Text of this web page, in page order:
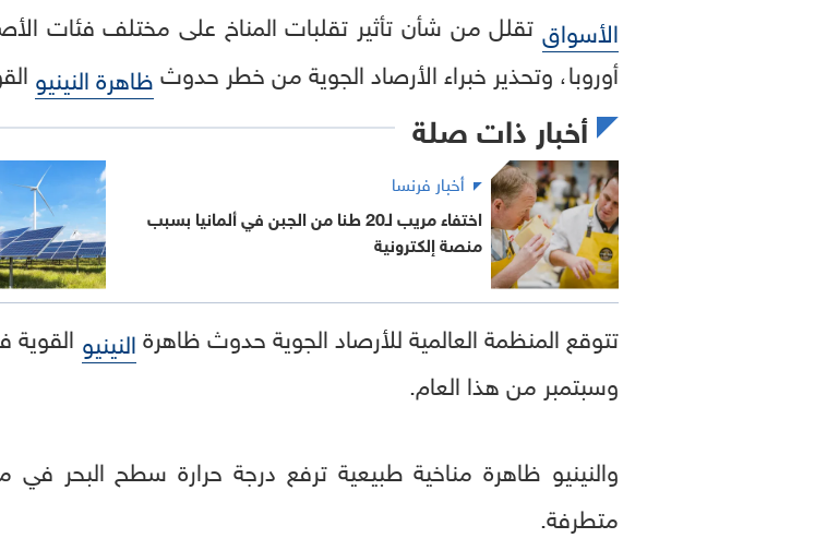
الأسواق تقلل من شأن تأثير تقلبات المناخ على مختلف فئات
أوروبا، وتحذير خبراء الأرصاد الجوية من خطر حدوثظاهرة النينيو
أخبار ذات صلة
أخبار فرنسا
اختفاء مريب لـ20 طنا من الجبن في ألمانيا بسبب
منصة إلكترونية
تتوقع المنظمة العالمية للأرصاد الجوية حدوث ظاهرةالنينيو
وسبتمبر من هذا العام.
والنينيو ظاهرة مناخية طبيعية ترفع درجة حرارة سطح البحر في
متطرفة.